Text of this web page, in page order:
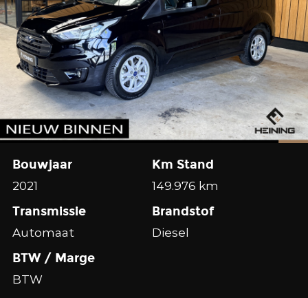
Bouwjaar
2021
Km Stand
149.976 km
Transmissie
Automaat
Brandstof
Diesel
BTW / Marge
BTW